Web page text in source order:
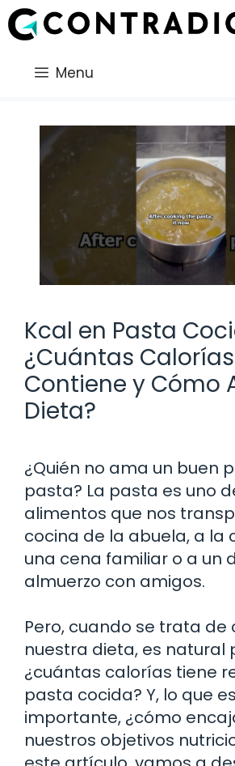
Saltar
al
Menu
Kcal en Pasta
¿Cuántas Calorías
Contiene y Cómo
Dieta?
¿Quién no ama un buen
pasta? La pasta es uno
alimentos que nos
cocina de la abuela, a la
una cena familiar o a un
almuerzo con amigos.
Pero, cuando se trata de
nuestra dieta, es natural
¿cuántas calorías tiene
pasta cocida? Y, lo que
importante, ¿cómo
nuestros objetivos